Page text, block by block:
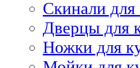
Скинали для
Дверцы для
Ножки для